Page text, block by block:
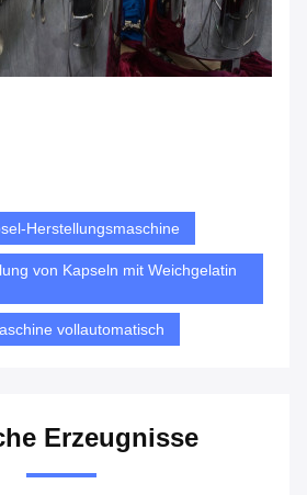
Herstellungsmaschine
von Kapseln mit Weichgelatin
vollautomatisch
Erzeugnisse